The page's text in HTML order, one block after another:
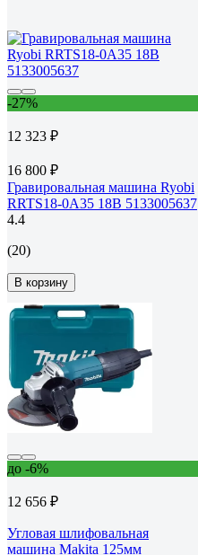
-27%
12 323 ₽
16 800 ₽
Гравировальная машина Ryobi
RRTS18-0A35 18В 5133005637
4.4
(20)
В корзину
до -6%
12 656 ₽
Угловая шлифовальная
машина Makita 125мм